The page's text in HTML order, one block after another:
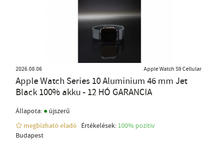
2026.08.06 Apple Watch S9 Cellular
Apple Watch Series 10 Aluminium 46 mm Jet
Black 100% akku - 12 HÓ GARANCIA
Állapota: ● újszerű
megbízható eladó
Értékelések: 100% pozítiv
Budapest